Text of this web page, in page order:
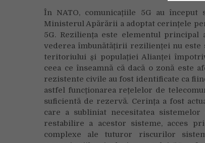
În NATO, comunicațiile 5G au
Ministerul Apărării a adoptat cerințele
5G. Reziliența este elementul
vederea îmbunătățirii rezilienței nu este
teritoriului și populației Alianței
ceea ce înseamnă că dacă o zonă este
rezistente civile au fost identificate ca
astfel funcționarea rețelelor de
suficientă de rezervă. Cerința a fost
care a subliniat necesitatea
restabilire a acestor sisteme, acces
complexe ale tuturor riscurilor